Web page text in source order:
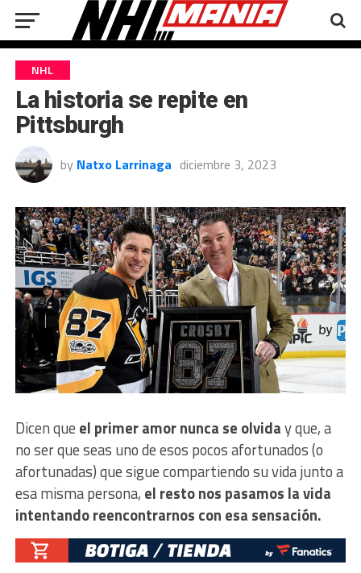
NHL
La historia se repite en
Pittsburgh
by Natxo Larrinaga diciembre 3, 2023
Dicen que el primer amor nunca se olviday que, a
no ser que seas uno de esos pocos afortunados (o
afortunadas) que sigue compartiendo su vida junto a
esa misma persona, el resto nos pasamos la vida
intentando reencontrarnos con esa sensación.